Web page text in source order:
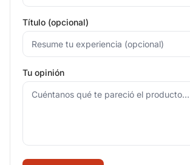
Título (opcional)
Tu opinión